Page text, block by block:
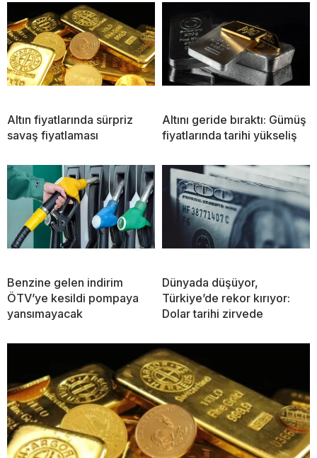
Altın fiyatlarında sürpriz
savaş fiyatlaması
Altını geride bıraktı: Gümüş
fiyatlarında tarihi yükseliş
Benzine gelen indirim
ÖTV’ye kesildi pompaya
yansımayacak
Dünyada düşüyor,
Türkiye’de rekor kırıyor:
Dolar tarihi zirvede